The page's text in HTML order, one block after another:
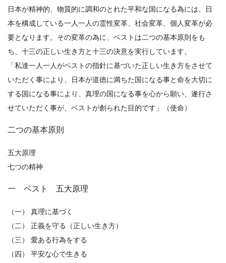
日本が精神的、物質的に調和のとれた平和な国になる為には、 日
本を構成している一人一人の霊性変革、社会変革、個人変革が必
要となります。その変革の為に、ベストは二つの基本原則をも
ち、十三の正しい生き方と十三の決意を実行しています。
「私達一人一人がベストの指針に基づいた正しい生き方をさせて
いただく事により、日本が道徳に満ちた国になる事と命を大切に
する国になる事により、真理の国になる事を心から願い、遂行さ
せていただく事が、ベストが創られた目的です」（使命）
二つの基本原則
五大原理
七つの精神
一 ベスト 五大原理
（一） 真理に基づく
（二） 正義を守る（正しい生き方）
（三） 愛ある行為をする
（四） 平安な心で生きる